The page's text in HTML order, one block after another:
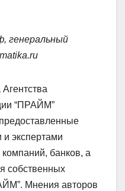
генеральный
“ПРАЙМ”
экспертами
банков, а
собственных
Мнения авторов